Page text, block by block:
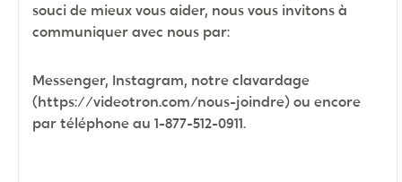
souci de mieux vous aider, nous vous invitons à
communiquer avec nous par:
Messenger, Instagram, notre clavardage
(https://videotron.com/nous-joindre) ou encore
par téléphone au 1-877-512-0911.